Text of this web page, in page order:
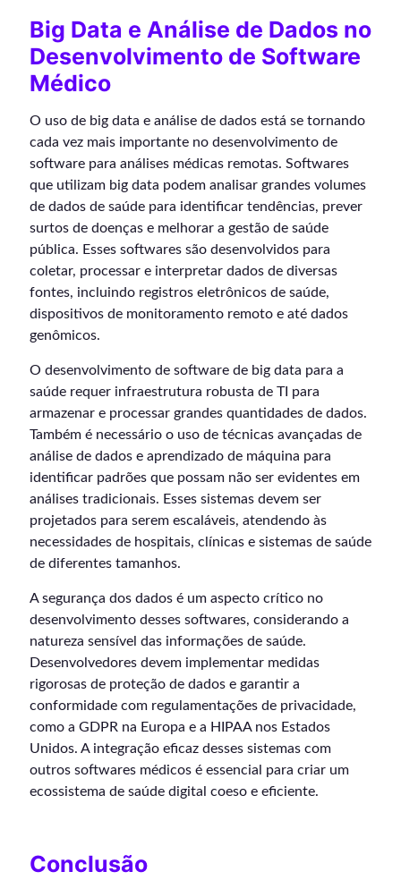
Big Data e Análise de Dados no
Desenvolvimento de Software
Médico
O uso de big data e análise de dados está se tornando
cada vez mais importante no desenvolvimento de
software para análises médicas remotas. Softwares
que utilizam big data podem analisar grandes volumes
de dados de saúde para identificar tendências, prever
surtos de doenças e melhorar a gestão de saúde
pública. Esses softwares são desenvolvidos para
coletar, processar e interpretar dados de diversas
fontes, incluindo registros eletrônicos de saúde,
dispositivos de monitoramento remoto e até dados
genômicos.
O desenvolvimento de software de big data para a
saúde requer infraestrutura robusta de TI para
armazenar e processar grandes quantidades de dados.
Também é necessário o uso de técnicas avançadas de
análise de dados e aprendizado de máquina para
identificar padrões que possam não ser evidentes em
análises tradicionais. Esses sistemas devem ser
projetados para serem escaláveis, atendendo às
necessidades de hospitais, clínicas e sistemas de saúde
de diferentes tamanhos.
A segurança dos dados é um aspecto crítico no
desenvolvimento desses softwares, considerando a
natureza sensível das informações de saúde.
Desenvolvedores devem implementar medidas
rigorosas de proteção de dados e garantir a
conformidade com regulamentações de privacidade,
como a GDPR na Europa e a HIPAA nos Estados
Unidos. A integração eficaz desses sistemas com
outros softwares médicos é essencial para criar um
ecossistema de saúde digital coeso e eficiente.
Conclusão